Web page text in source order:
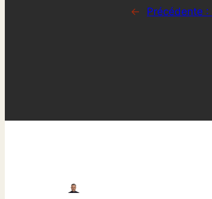
← Précédente :